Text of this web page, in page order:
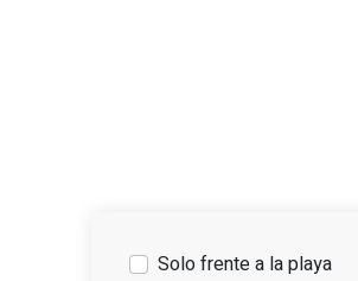
Solo frente a la playa